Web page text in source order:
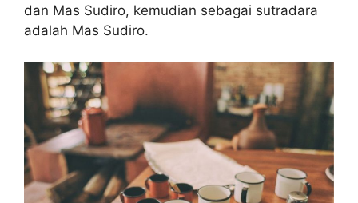
dan Mas Sudiro, kemudian sebagai sutradara
adalah Mas Sudiro.